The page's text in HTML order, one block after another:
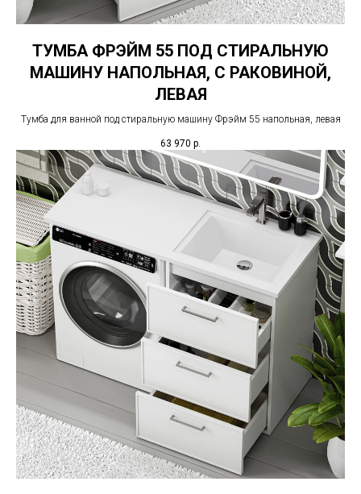
ТУМБА ФРЭЙМ 55 ПОД СТИРАЛЬНУЮ
МАШИНУ НАПОЛЬНАЯ, С РАКОВИНОЙ,
ЛЕВАЯ
Тумба для ванной под стиральную машину Фрэйм 55 напольная, левая
63 970 р.